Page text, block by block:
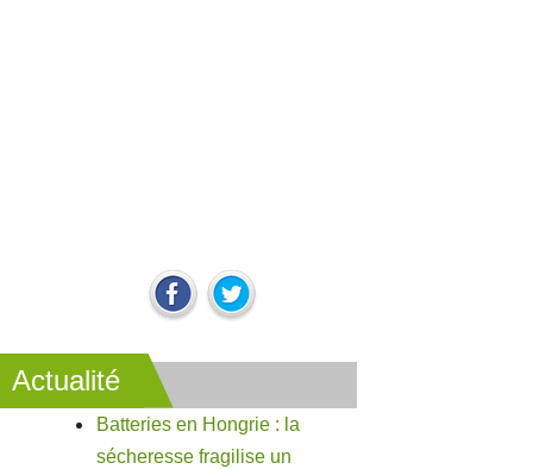
Actualité
Batteries en Hongrie : la
sécheresse fragilise un